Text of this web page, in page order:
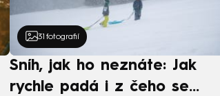
31 fotografií
Sníh, jak ho neznáte: Jak
rychle padá i z čeho se